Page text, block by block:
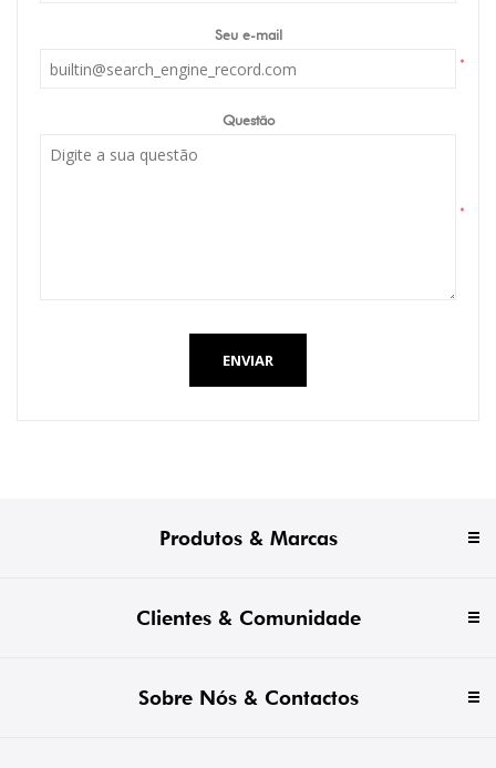
Seu e-mail
*
Questão
*
ENVIAR
Produtos & Marcas
Clientes & Comunidade
Sobre Nós & Contactos